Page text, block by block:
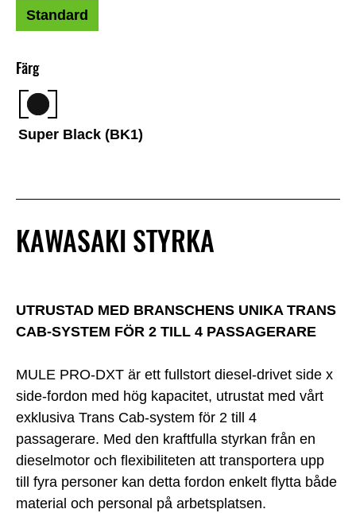
KAWASAKI STYRKA
UTRUSTAD MED BRANSCHENS UNIKA TRANS
CAB-SYSTEM FÖR 2 TILL 4 PASSAGERARE
MULE PRO-DXT är ett fullstort diesel-drivet side x
side-fordon med hög kapacitet, utrustat med vårt
exklusiva Trans Cab-system för 2 till 4
passagerare. Med den kraftfulla styrkan från en
dieselmotor och flexibiliteten att transportera upp
till fyra personer kan detta fordon enkelt flytta både
material och personal på arbetsplatsen.
Färg
Super Black (BK1)
Standard